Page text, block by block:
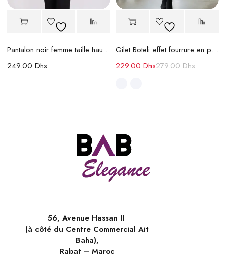
Pantalon noir femme taille haute en crêpe
249.00 Dhs
Gilet Boteli effet fourrure en perles
279.00Dhs
229.00 Dhs
56, Avenue Hassan II
(à côté du Centre Commercial Ait
Baha),
Rabat – Maroc